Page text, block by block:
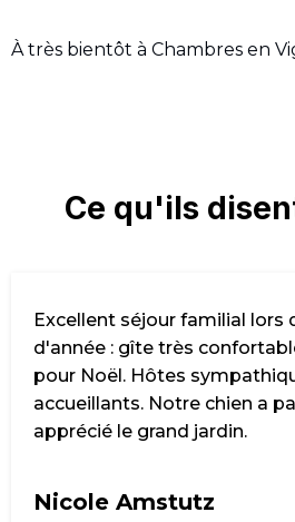
À très bientôt à Chambres en
Ce qu'ils
Excellent séjour familial lors
d'année : gîte très
pour Noël. Hôtes
accueillants. Notre chien a
apprécié le grand jardin.
Nicole Amstutz